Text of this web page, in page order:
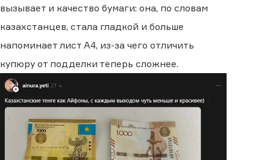
вызывает и качество бумаги: она, по словам
казахстанцев, стала гладкой и больше
напоминает лист A4, из-за чего отличить
купюру от подделки теперь сложнее.